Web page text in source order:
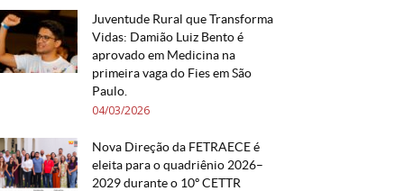
Juventude Rural que Transforma
Vidas: Damião Luiz Bento é
aprovado em Medicina na
primeira vaga do Fies em São
Paulo.
04/03/2026
Nova Direção da FETRAECE é
eleita para o quadriênio 2026–
2029 durante o 10º CETTR